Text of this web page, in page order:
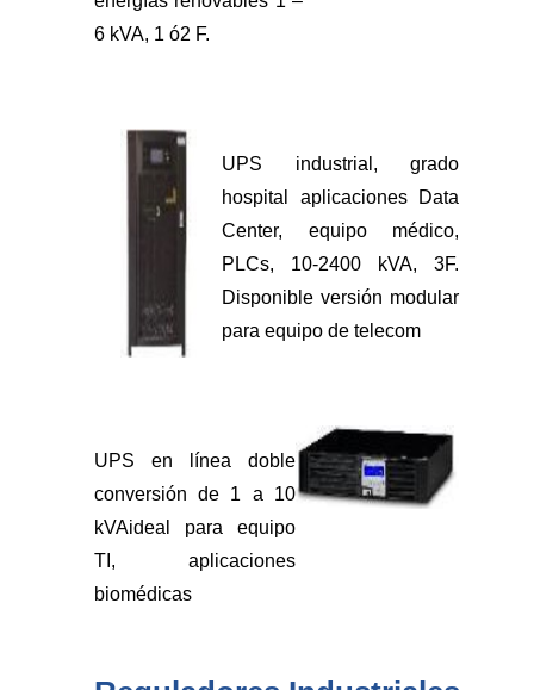
6 kVA, 1 ó2 F.
UPS industrial, grado
hospital aplicaciones Data
Center, equipo médico,
PLCs, 10-2400 kVA, 3F.
Disponible versión modular
para equipo de telecom​
UPS en línea doble
conversión de 1 a 10
kVAideal para equipo
TI, aplicaciones
biomédicas